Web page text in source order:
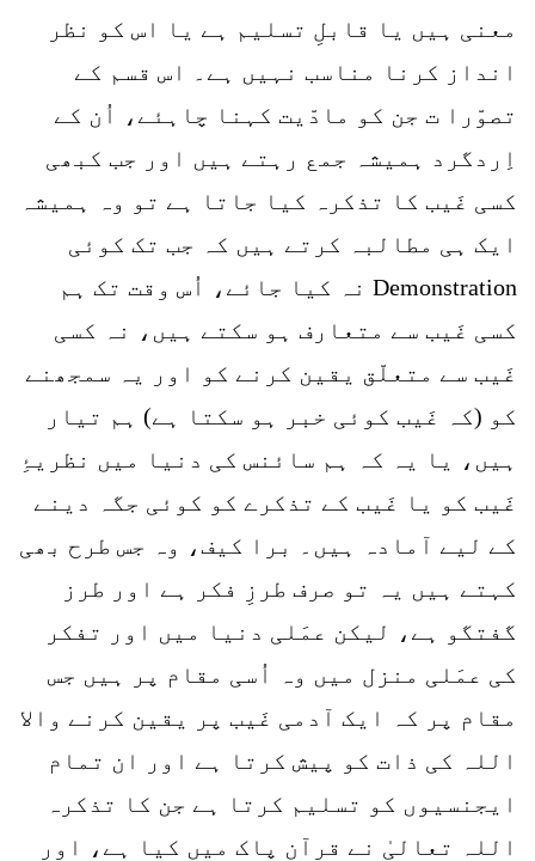
معنی ہیں یا قابلِ تسلیم ہے یا اس کو نظر
انداز کرنا مناسب نہیں ہے۔ اس قسم کے
تصوّرا ت جن کو مادّیت کہنا چاہئے، اُن کے
اِردگرد ہمیشہ جمع رہتے ہیں اور جب کبھی
کسی غَیب کا تذکرہ کیا جاتا ہے تو وہ ہمیشہ
ایک ہی مطالبہ کرتے ہیں کہ جب تک کوئی
Demonstration نہ کیا جائے، اُس وقت تک ہم
کسی غَیب سے متعارف ہو سکتے ہیں، نہ کسی
غَیب سے متعلّق یقین کرنے کو اور یہ سمجھنے
کو (کہ غَیب کوئی خبر ہو سکتا ہے) ہم تیار
ہیں، یا یہ کہ ہم سائنس کی دنیا میں نظریۂِ
غَیب کو یا غَیب کے تذکرے کو کوئی جگہ دینے
کے لیے آمادہ ہیں۔ برا کیف، وہ جس طرح بھی
کہتے ہیں یہ تو صرف طرزِ فکر ہے اور طرز
گفتگو ہے، لیکن عمَلی دنیا میں اور تفکر
کی عمَلی منزل میں وہ اُسی مقام پر ہیں جس
مقام پر کہ ایک آدمی غَیب پر یقین کرنے والا
اللہ کی ذات کو پیش کرتا ہے اور ان تمام
ایجنسیوں کو تسلیم کرتا ہے جن کا تذکرہ
اللہ تعالیٰ نے قرآن پاک میں کیا ہے، اور